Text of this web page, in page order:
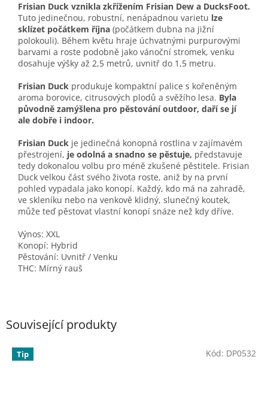
Související produkty
Tip Kód: DP0532
Frisian Duck vznikla zkřížením Frisian Dew a DucksFoot.
Tuto jedinečnou, robustní, nenápadnou varietu lze
sklízet počátkem října (počátkem dubna na jižní
polokouli). Během květu hraje úchvatnými purpurovými
barvami a roste podobně jako vánoční stromek, venku
dosahuje výšky až 2,5 metrů, uvnitř do 1,5 metru.
Frisian Duck produkuje kompaktní palice s kořeněným
aroma borovice, citrusových plodů a svěžího lesa. Byla
původně zamýšlena pro pěstování outdoor, daří se jí
ale dobře i indoor.
Frisian Duck je jedinečná konopná rostlina v zajímavém
přestrojení, je odolná a snadno se pěstuje, představuje
tedy dokonalou volbu pro méně zkušené pěstitele. Frisian
Duck velkou část svého života roste, aniž by na první
pohled vypadala jako konopí. Každý, kdo má na zahradě,
ve skleníku nebo na venkově klidný, slunečný koutek,
může teď pěstovat vlastní konopí snáze než kdy dříve.
Výnos: XXL
Konopí: Hybrid
Pěstování: Uvnitř / Venku
THC: Mírný rauš